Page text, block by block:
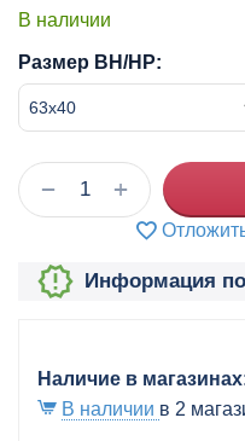
В наличии
Размер ВН/НР:
+
−
Информация
Наличие в
В наличии в 2